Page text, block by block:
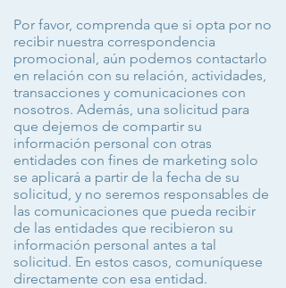
Por favor, comprenda que si opta por no
recibir nuestra correspondencia
promocional, aún podemos contactarlo
en relación con su relación, actividades,
transacciones y comunicaciones con
nosotros. Además, una solicitud para
que dejemos de compartir su
información personal con otras
entidades con fines de marketing solo
se aplicará a partir de la fecha de su
solicitud, y no seremos responsables de
las comunicaciones que pueda recibir
de las entidades que recibieron su
información personal antes a tal
solicitud. En estos casos, comuníquese
directamente con esa entidad.